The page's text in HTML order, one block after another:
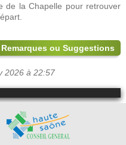
de la Chapelle pour retrouver
Remarques ou Suggestions
2026 à 22:57